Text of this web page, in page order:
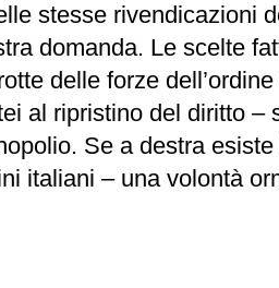
stesse rivendicazioni
domanda. Le scelte
delle forze
al ripristino del diritto
Se a destra
italiani – una volontà